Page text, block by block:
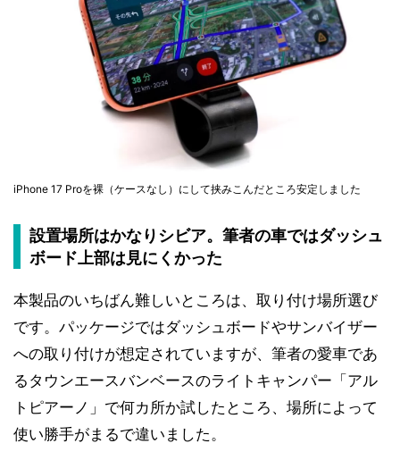
iPhone 17 Proを裸（ケースなし）にして挟みこんだところ安定しました
設置場所はかなりシビア。筆者の車ではダッシュ
ボード上部は見にくかった
本製品のいちばん難しいところは、取り付け場所選び
です。パッケージではダッシュボードやサンバイザー
への取り付けが想定されていますが、筆者の愛車であ
るタウンエースバンベースのライトキャンパー「アル
トピアーノ」で何カ所か試したところ、場所によって
使い勝手がまるで違いました。